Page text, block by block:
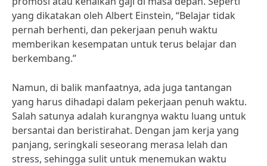
yang dikatakan oleh Albert Einstein, “Belajar tidak
pernah berhenti, dan pekerjaan penuh waktu
memberikan kesempatan untuk terus belajar dan
berkembang.”
Namun, di balik manfaatnya, ada juga tantangan
yang harus dihadapi dalam pekerjaan penuh waktu.
Salah satunya adalah kurangnya waktu luang untuk
bersantai dan beristirahat. Dengan jam kerja yang
panjang, seringkali seseorang merasa lelah dan
stress, sehingga sulit untuk menemukan waktu